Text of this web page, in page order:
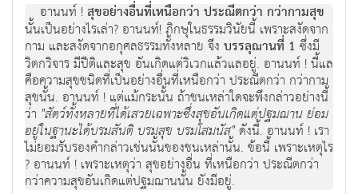
อานนท์ !สุขอย่างอื่นที่เหนือกว่า ประณีตกว่า กว่ากามสุข
นั้นเป็นอย่างไรเล่า? อานนท์! ภิกษุในธรรมวินัยนี้ เพราะสงัดจาก
กาม และสงัดจากอกุศลธรรมทั้งหลาย จึง บรรลุฌานที่ 1 ซึ่งมี
วิตกวิจาร มีปีติและสุข อันเกิดแต่วิเวกแล้วแลอยู่. อานนท์ ! นี้แล
คือความสุขชนิดที่เป็นอย่างอื่นที่เหนือกว่า ประณีตกว่า กว่ากาม
สุขนั้น. อานนท์ ! แต่แม้กระนั้น ถ้าชนเหล่าใดจะพึงกล่าวอย่างนี้
ว่า "สัตว์ทั้งหลายที่ได้เสวยเฉพาะซึ่งสุขอันเกิดแต่ปฐมฌาน ย่อม
อยู่ในฐานะได้บรมสันติ บรมสุข บรมโสมนัส"ดังนี้. อานนท์ ! เรา
ไม่ยอมรับรองคำกล่าวเช่นนั้นของชนเหล่านั้น. ข้อนี้ เพราะเหตุไร
? อานนท์ ! เพราะเหตุว่า สุขอย่างอื่น ที่เหนือกว่า ประณีตกว่า
กว่าความสุขอันเกิดแต่ปฐมฌานนั้น ยังมีอยู่.